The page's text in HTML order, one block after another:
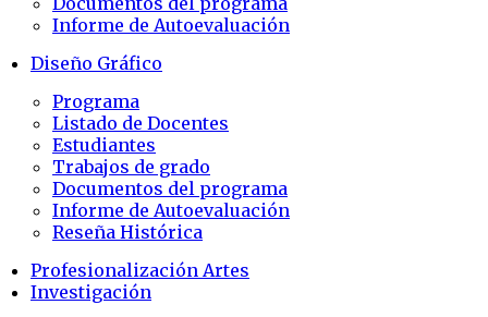
Informe de Autoevaluación
Diseño Gráfico
Programa
Listado de Docentes
Estudiantes
Trabajos de grado
Documentos del programa
Informe de Autoevaluación
Reseña Histórica
Profesionalización Artes
Investigación